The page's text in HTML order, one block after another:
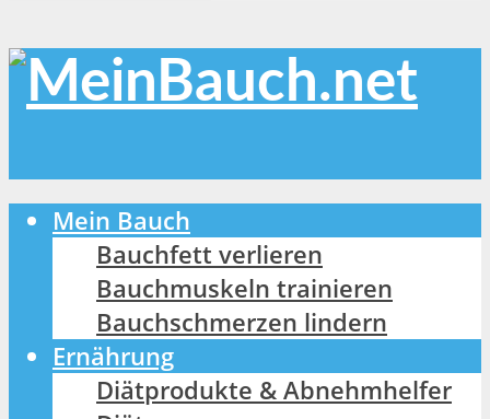
Mein Bauch
Bauchfett verlieren
Bauchmuskeln trainieren
Bauchschmerzen lindern
Ernährung
Diätprodukte & Abnehmhelfer